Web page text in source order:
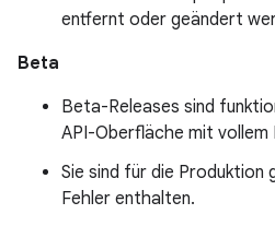
entfernt oder geändert
Beta
Beta-Releases sind
API-Oberfläche mit vollem
Sie sind für die Produktion
Fehler enthalten.